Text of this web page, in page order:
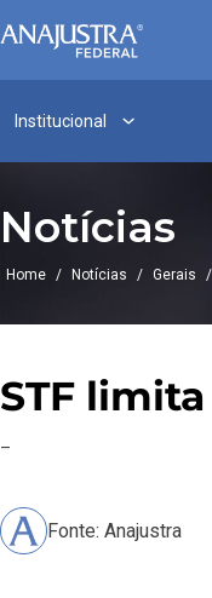
Institucional
Notícias
Home / Notícias / Gerais /
STF
–
Fonte: Anajustra